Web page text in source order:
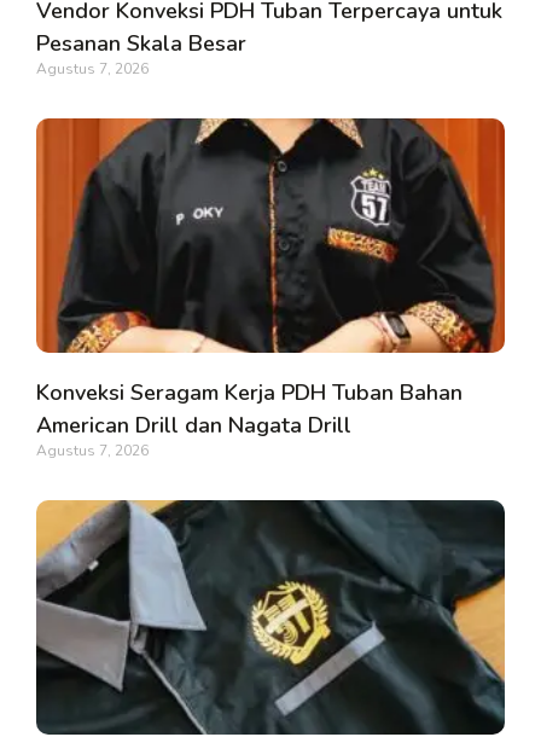
Vendor Konveksi PDH Tuban Terpercaya untuk
Pesanan Skala Besar
Agustus 7, 2026
Konveksi Seragam Kerja PDH Tuban Bahan
American Drill dan Nagata Drill
Agustus 7, 2026